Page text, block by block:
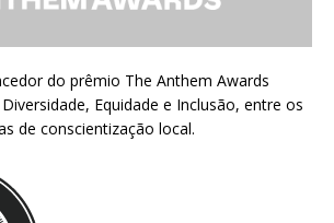
do prêmio The Anthem Awards
Equidade e Inclusão, entre os
de conscientização local.